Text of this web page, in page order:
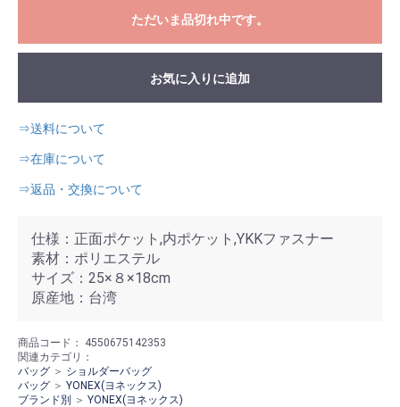
ただいま品切れ中です。
お気に入りに追加
⇒送料について
⇒在庫について
⇒返品・交換について
仕様：正面ポケット,内ポケット,YKKファスナー
素材：ポリエステル
サイズ：25×８×18cm
原産地：台湾
商品コード： 4550675142353
関連カテゴリ：
バッグ ＞ ショルダーバッグ
バッグ ＞ YONEX(ヨネックス)
ブランド別
＞ YONEX(ヨネックス)